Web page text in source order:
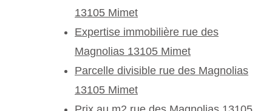
13105 Mimet
Expertise immobilière rue des
Magnolias 13105 Mimet
Parcelle divisible rue des Magnolias
13105 Mimet